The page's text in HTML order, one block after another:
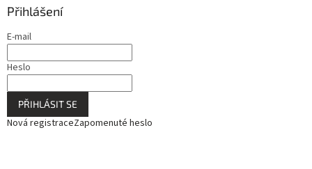
Přihlášení
E-mail
Heslo
PŘIHLÁSIT SE
Nová registraceZapomenuté heslo